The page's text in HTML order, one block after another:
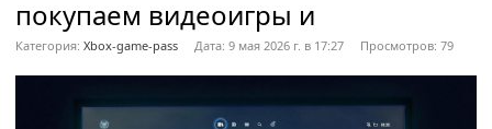
покупаем видеоигры и
Категория: Xbox-game-pass Дата: 9 мая 2026 г. в 17:27 Просмотров: 79